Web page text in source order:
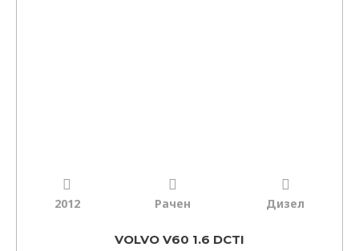
2012 Рачен Дизел
VOLVO V60 1.6 DCTI